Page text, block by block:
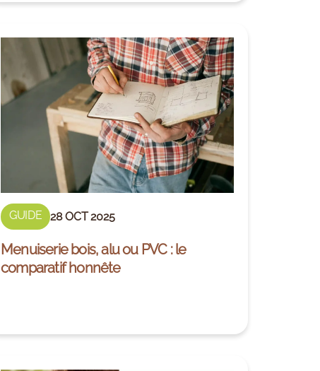
GUIDE 28 OCT 2025
Menuiserie bois, alu ou PVC : le
comparatif honnête